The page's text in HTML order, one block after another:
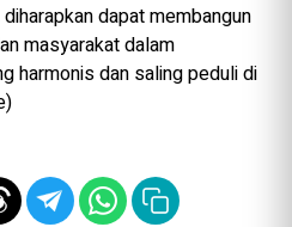
dapat membangun
masyarakat dalam
harmonis dan saling peduli di